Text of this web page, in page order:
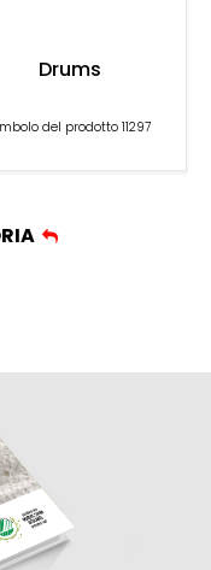
Drums
del prodotto 11297